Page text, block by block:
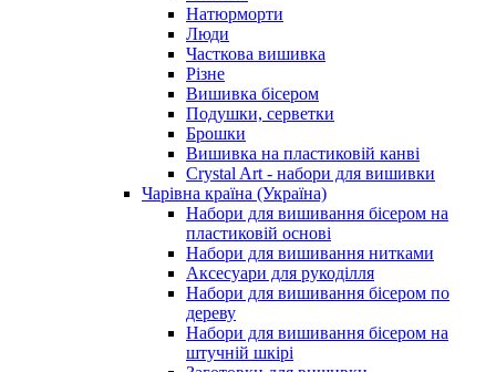
Натюрморти
Люди
Часткова вишивка
Різне
Вишивка бісером
Подушки, серветки
Брошки
Вишивка на пластиковій канві
Crystal Art - набори для вишивки
Чарівна країна (Україна)
Набори для вишивання бісером на
пластиковій основі
Набори для вишивання нитками
Аксесуари для рукоділля
Набори для вишивання бісером по
дереву
Набори для вишивання бісером на
штучній шкірі